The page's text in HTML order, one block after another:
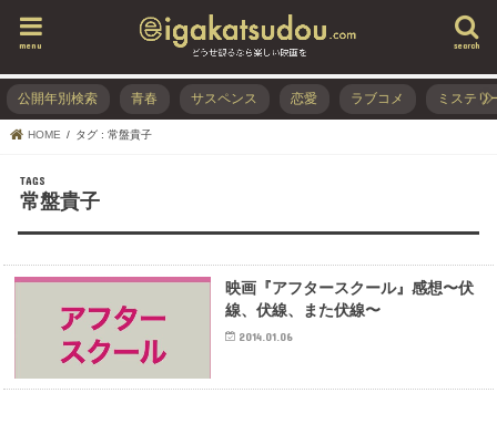
search
menu
公開年別検索 青春 サスペンス 恋愛 ラブコメ ミステリ
HOME タグ : 常盤貴子
常盤貴子
映画『アフタースクール』感想〜伏
線、伏線、また伏線〜
2014.01.06